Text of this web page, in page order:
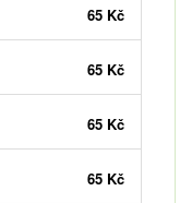
65 Kč
65 Kč
65 Kč
65 Kč